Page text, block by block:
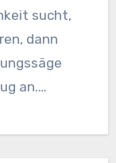
sucht,
dann
an.…